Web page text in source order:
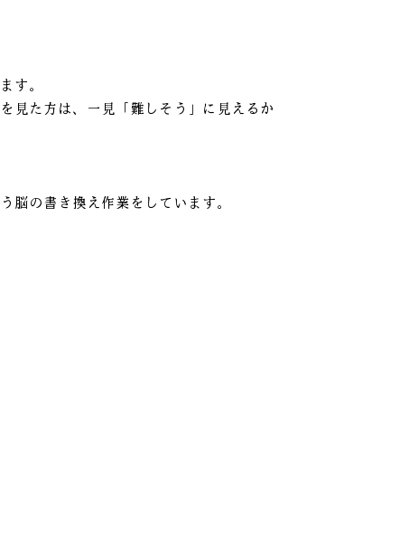
す。
見た方は、一見「難しそう」に見えるか
脳の書き換え作業をしています。